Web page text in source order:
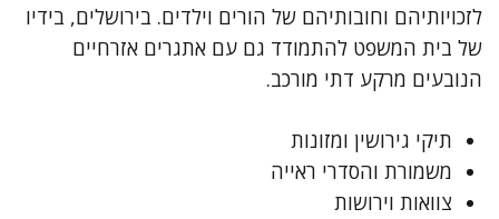
לזכויותיהם וחובותיהם של הורים וילדים. בירושלים, בידיו
של בית המשפט להתמודד גם עם אתגרים אזרחיים
הנובעים מרקע דתי מורכב.
תיקי גירושין ומזונות
משמורת והסדרי ראייה
צוואות וירושות